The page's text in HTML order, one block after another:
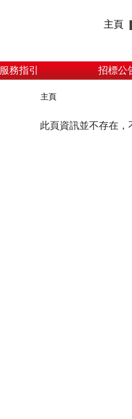
主頁
服務指引 招標公
主頁